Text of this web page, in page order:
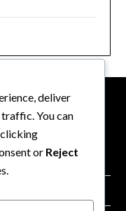
deliver
You can
or Reject